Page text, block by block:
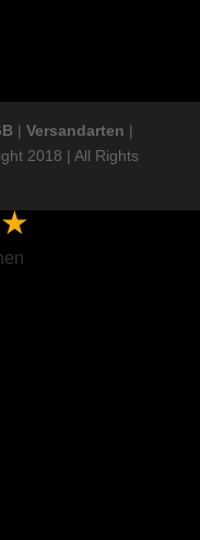
| Versandarten |
2018 | All Rights